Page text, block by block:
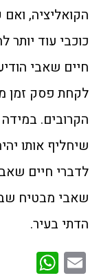
הקואליציה,
כוכבי עוד יותר
חיים שאבי
לקחת פסק זמן
הקרובים.
שיחליף אותו
לדברי חיים
שאבי מבטיח
הדתי בעיר.
Email